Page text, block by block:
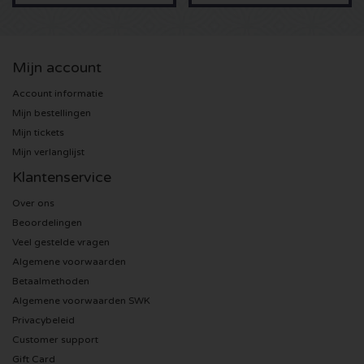
Olivia Rodrigo kaartjes
The Cure kaartjes
Tame Impala kaartjes
My Chemical Romance kaartjes
Rob de Nijs kaartjes
Danny Vera kaartjes
Mijn account
Account informatie
Mijn bestellingen
Mijn tickets
Mijn verlanglijst
Klantenservice
Over ons
Beoordelingen
Veel gestelde vragen
Algemene voorwaarden
Betaalmethoden
Algemene voorwaarden SWK
Privacybeleid
Customer support
Gift Card